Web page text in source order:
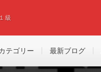
級
テゴリー 最新ブログ